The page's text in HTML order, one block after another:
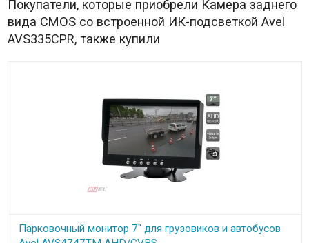
Покупатели, которые приобрели Камера заднего
вида CMOS со встроенной ИК-подсветкой Avel
AVS335CPR, также купили
Парковочный монитор 7" для грузовиков и автобусов